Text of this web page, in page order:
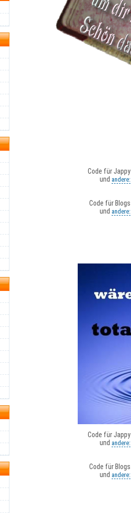
Code für Jappy
und andere:
Code für Blogs
und andere:
Code für Jappy
und andere:
Code für Blogs
und andere: